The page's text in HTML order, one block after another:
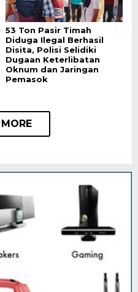
53 Ton Pasir Timah
Diduga Ilegal Berhasil
Disita, Polisi Selidiki
Dugaan Keterlibatan
Oknum dan Jaringan
Pemasok